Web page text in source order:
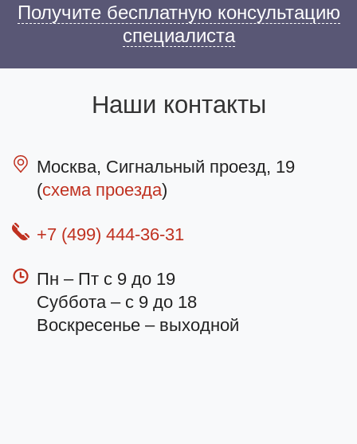
Получите бесплатную консультацию
специалиста
Наши контакты
Москва, Сигнальный проезд, 19
(схема проезда)
+7 (499) 444-36-31
Пн – Пт с 9 до 19
Суббота – с 9 до 18
Воскресенье – выходной